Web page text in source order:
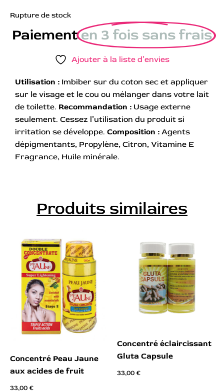
Rupture de stock
Paiementen 3 fois sans frais
Ajouter à la liste d’envies
Utilisation : Imbiber sur du coton sec et appliquer
sur le visage et le cou ou mélanger dans votre lait
de toilette. Recommandation : Usage externe
seulement. Cessez l’utilisation du produit si
irritation se développe. Composition : Agents
dépigmentants, Propylène, Citron, Vitamine E
Fragrance, Huile minérale.
Produits similaires
Concentré Peau Jaune
aux acides de fruit
33,00€
Concentré éclaircissant
Gluta Capsule
33,00€